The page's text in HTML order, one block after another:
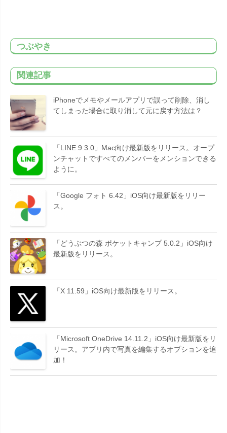
つぶやき
関連記事
iPhoneでメモやメールアプリで誤って削除、消し
てしまった場合に取り消して元に戻す方法は？
「LINE 9.3.0」Mac向け最新版をリリース。オープ
ンチャットですべてのメンバーをメンションできる
ように。
「Google フォト 6.42」iOS向け最新版をリリー
ス。
「どうぶつの森 ポケットキャンプ 5.0.2」iOS向け
最新版をリリース。
「X 11.59」iOS向け最新版をリリース。
「Microsoft OneDrive 14.11.2」iOS向け最新版をリ
リース。アプリ内で写真を編集するオプションを追
加！